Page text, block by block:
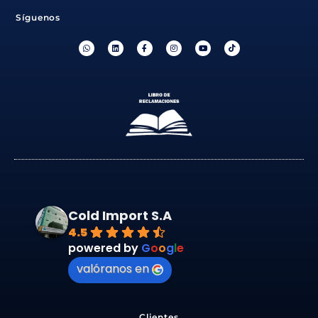
Síguenos
Cold Import S.A
4.5
powered by Google
valóranos en